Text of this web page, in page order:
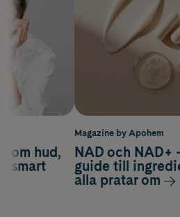
om hud,
smart
Magazine by Apohem
NAD och NAD+
guide till
alla pratar om